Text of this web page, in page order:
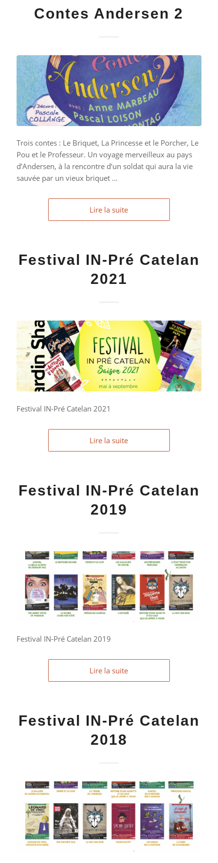
Contes Andersen 2
Trois contes : Le Briquet, La Princesse et le Porcher, Le
Pou et le Professeur. Un voyage merveilleux au pays
d’Andersen, à la rencontre d’un soldat qui aura la vie
sauvée par un vieux briquet …
Lire la suite
Festival IN-Pré Catelan
2021
Festival IN-Pré Catelan 2021
Lire la suite
Festival IN-Pré Catelan
2019
Festival IN-Pré Catelan 2019
Lire la suite
Festival IN-Pré Catelan
2018